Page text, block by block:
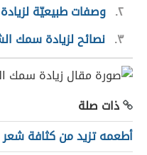
٢ وصفات طبيعيّة
٣ نصائح لزيادة سمك
ذات صلة
أطعمه تزيد من كثافة